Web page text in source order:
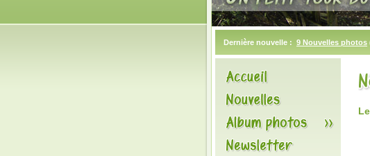
Dernière nouvelle : 9 Nouvelles photos